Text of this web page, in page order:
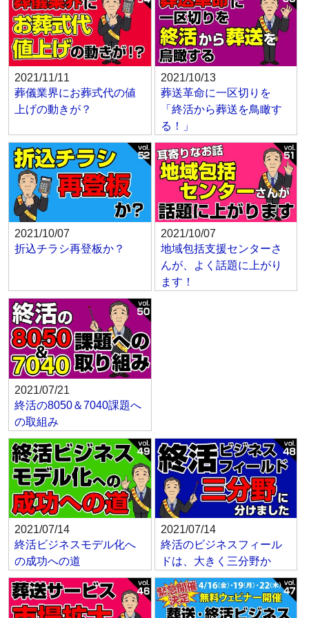
2021/11/11
葬儀業界にお葬式代の値
上げの動きが？
2021/10/13
葬送革命に一区切りを
「終活から葬送を鳥瞰す
る！」
2021/10/07
折込チラシ再登板か？
2021/10/07
地域包括支援センターさ
んが、よく話題に上がり
ます！
2021/07/21
終活の8050＆7040課題へ
の取組み
2021/07/14
終活ビジネスモデル化へ
の成功への道
2021/07/14
終活のビジネスフィール
ドは、大きく三分野か